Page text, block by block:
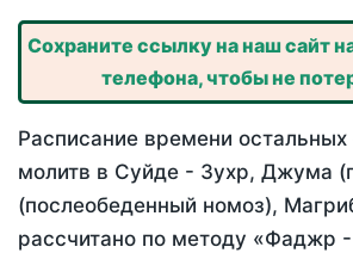
Сохраните ссылку на наш сайт
телефона, чтобы не
Расписание времени остальных
молитв в Суйде - Зухр, Джума
(послеобеденный номоз),
рассчитано по методу «Фаджр